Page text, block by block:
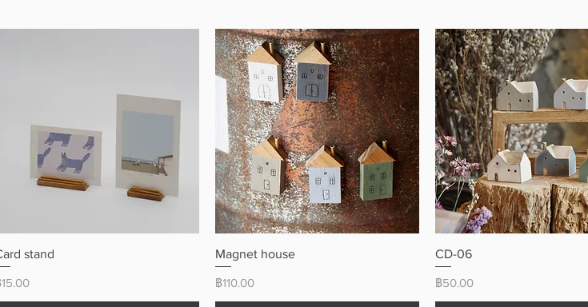
stand
คา
ดูข้อมูลด่วน
Magnet house
ราคา
฿110.00
CD-06
ราคา
฿50.00